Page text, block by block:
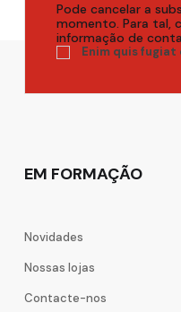
Pode cancelar a
momento. Para tal,
informação de
Enim quis
EM FORMAÇÃO
Novidades
Nossas lojas
Contacte-nos